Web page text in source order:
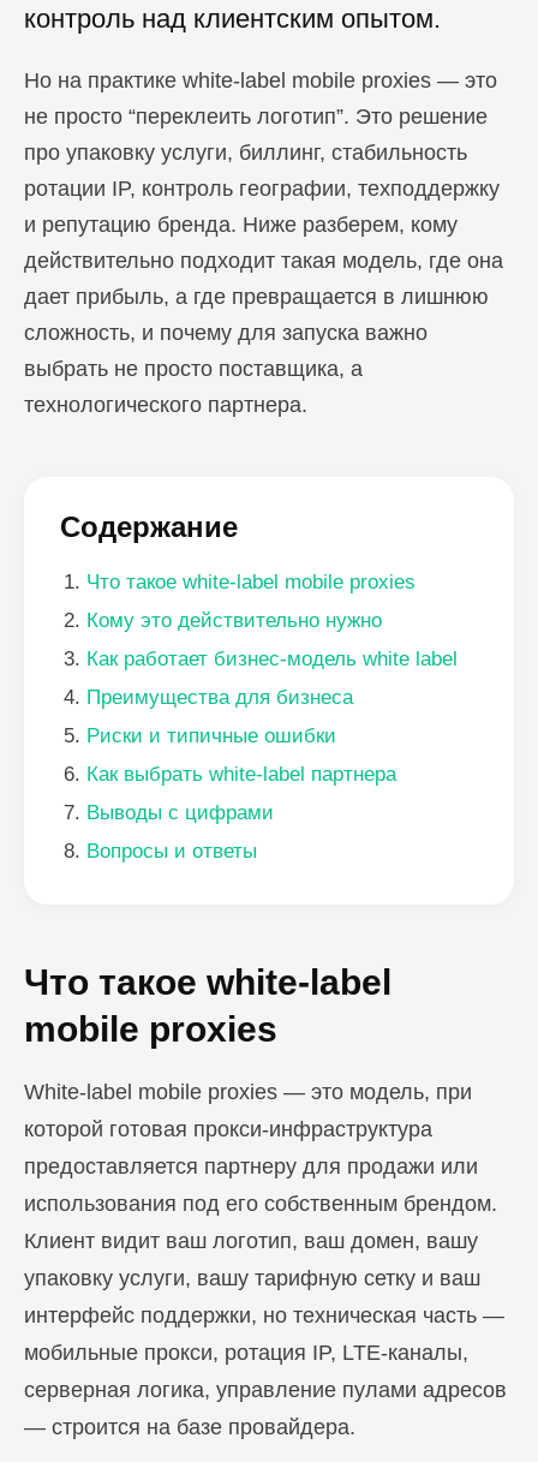
контроль над клиентским опытом.
Но на практике white-label mobile proxies — это
не просто “переклеить логотип”. Это решение
про упаковку услуги, биллинг, стабильность
ротации IP, контроль географии, техподдержку
и репутацию бренда. Ниже разберем, кому
действительно подходит такая модель, где она
дает прибыль, а где превращается в лишнюю
сложность, и почему для запуска важно
выбрать не просто поставщика, а
технологического партнера.
Содержание
Что такое white-label mobile proxies
Кому это действительно нужно
Как работает бизнес-модель white label
Преимущества для бизнеса
Риски и типичные ошибки
Как выбрать white-label партнера
Выводы с цифрами
Вопросы и ответы
Что такое white-label
mobile proxies
White-label mobile proxies — это модель, при
которой готовая прокси-инфраструктура
предоставляется партнеру для продажи или
использования под его собственным брендом.
Клиент видит ваш логотип, ваш домен, вашу
упаковку услуги, вашу тарифную сетку и ваш
интерфейс поддержки, но техническая часть —
мобильные прокси, ротация IP, LTE-каналы,
серверная логика, управление пулами адресов
— строится на базе провайдера.